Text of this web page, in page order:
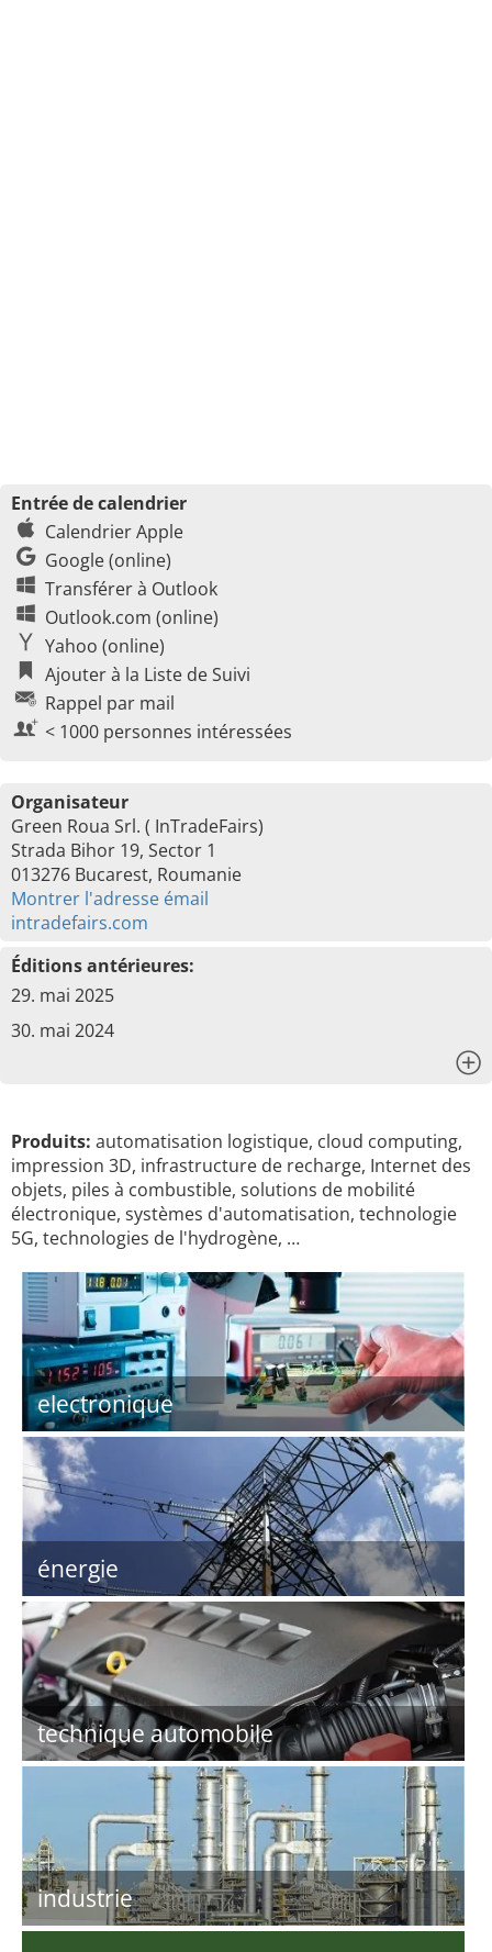
Entrée de calendrier
Calendrier Apple
Google (online)
Transférer à Outlook
Outlook.com (online)
Yahoo (online)
Ajouter à la Liste de Suivi
Rappel par mail
< 1000 personnes intéressées
Organisateur
Green Roua Srl. ( InTradeFairs)
Strada Bihor 19, Sector 1
013276 Bucarest, Roumanie
Montrer l'adresse émail
intradefairs.com
Éditions antérieures:
29. mai 2025
30. mai 2024
Produits: automatisation logistique, cloud computing,
impression 3D, infrastructure de recharge, Internet des
objets, piles à combustible, solutions de mobilité
électronique, systèmes d'automatisation, technologie
5G, technologies de l'hydrogène, …
electronique
énergie
technique automobile
industrie